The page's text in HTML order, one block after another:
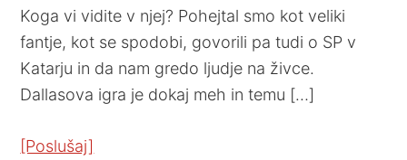
Koga vi vidite v njej? Pohejtal smo kot veliki
fantje, kot se spodobi, govorili pa tudi o SP v
Katarju in da nam gredo ljudje na živce.
Dallasova igra je dokaj meh in temu […]
[Poslušaj]